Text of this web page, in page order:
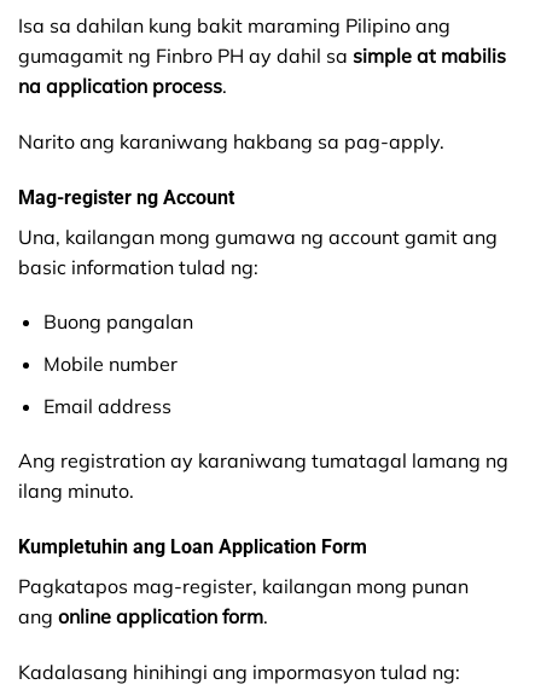
Isa sa dahilan kung bakit maraming Pilipino ang
gumagamit ng Finbro PH ay dahil sa simple at mabilis
na application process.
Narito ang karaniwang hakbang sa pag-apply.
Mag-register ng Account
Una, kailangan mong gumawa ng account gamit ang
basic information tulad ng:
Buong pangalan
Mobile number
Email address
Ang registration ay karaniwang tumatagal lamang ng
ilang minuto.
Kumpletuhin ang Loan Application Form
Pagkatapos mag-register, kailangan mong punan
ang online application form.
Kadalasang hinihingi ang impormasyon tulad ng: